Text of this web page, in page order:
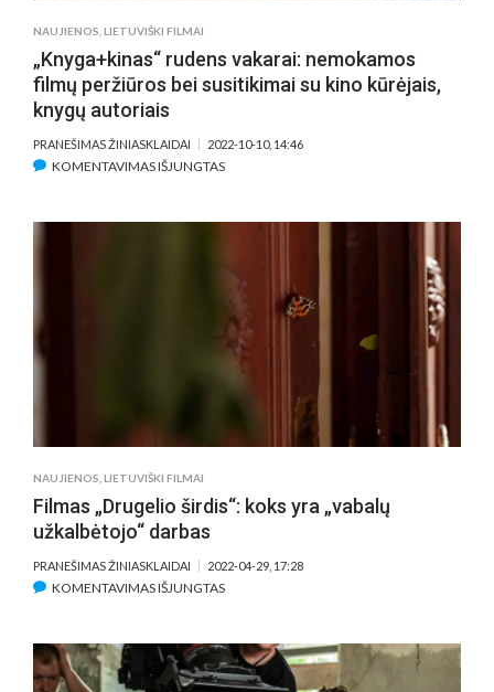
NAUJIENOS LIETUVIŠKI FILMAI
„Knyga+kinas“ rudens vakarai: nemokamos
filmų peržiūros bei susitikimai su kino kūrėjais,
knygų autoriais
PRANEŠIMAS ŽINIASKLAIDAI 2022-10-10, 14:46
KOMENTAVIMAS IŠJUNGTASĮRAŠE
FILMŲ
PERŽIŪROS
BEI
SUSITIKIMAI
KINO
KNYGŲ
NAUJIENOS LIETUVIŠKI FILMAI
Filmas „Drugelio širdis“: koks yra „vabalų
užkalbėtojo“ darbas
PRANEŠIMAS ŽINIASKLAIDAI 2022-04-29, 17:28
KOMENTAVIMAS IŠJUNGTASĮRAŠE
ŠIRDIS“:
KOKS